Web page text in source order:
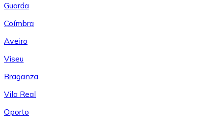
Guarda
Coímbra
Aveiro
Viseu
Braganza
Vila Real
Oporto